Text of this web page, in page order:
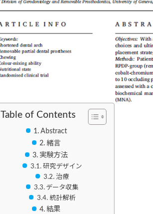
Table of Contents
Abstract
緒言
実験方法
研究デザイン
治療
データ収集
統計解析
結果